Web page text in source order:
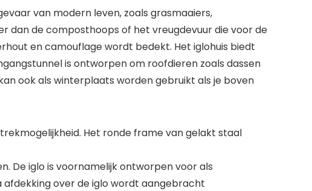
van modern leven, zoals grasmaaiers,
dan de composthoops of het vreugdevuur die voor de
en camouflage wordt bedekt. Het iglohuis biedt
is ontworpen om roofdieren zoals dassen
ook als winterplaats worden gebruikt als je boven
Het ronde frame van gelakt staal
De iglo is voornamelijk ontworpen voor als
over de iglo wordt aangebracht